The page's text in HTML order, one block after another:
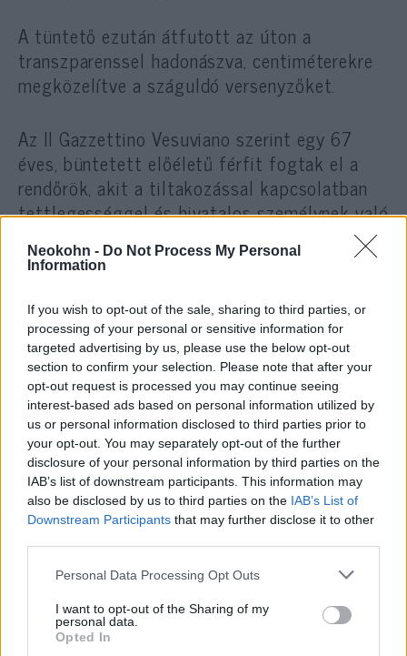
Neokohn - Do Not Process My Personal
Information
If you wish to opt-out of the sale, sharing to third parties, or
processing of your personal or sensitive information for
targeted advertising by us, please use the below opt-out
section to confirm your selection. Please note that after your
opt-out request is processed you may continue seeing
interest-based ads based on personal information utilized by
us or personal information disclosed to third parties prior to
your opt-out. You may separately opt-out of the further
disclosure of your personal information by third parties on the
IAB’s list of downstream participants. This information may
also be disclosed by us to third parties on the IAB’s List of
Downstream Participants that may further disclose it to other
Please note that this website/app uses one or more Google
not limited to your visit or usage behaviour. You may click to
grant or deny consent to Google and its third-party tags to
use your data for below specified purposes in below Google
Personal Data Processing Opt Outs
I want to opt-out of the Sharing of my
personal data.
Opted In
A tüntető ezután átfutott az úton a
transzparenssel hadonászva, centiméterekre
megközelítve a száguldó versenyzőket.
Az Il Gazzettino Vesuviano szerint egy 67
éves, büntetett előéletű férfit fogtak el a
rendőrök, akit a tiltakozással kapcsolatban
tettlegességgel és hivatalos személynek való
“Cionistákat nem szolgálunk ki” –
nápolyi étteremből rúgtak ki egy
izraeli családot
“Teljesen megálltam”
Az Alpecin-Deceuninck versenyzője, Kaden
Groves által megnyert szakasz után Van der
Hoorn kifejtette, hogy a tüntetők akciójának
köszönhetően „teljesen leállt”.
„Három kilométerrel a vége előtt jöttek azok
a tüntetők az útra” – mondta a holland
versenyző az Eurosportnak. „Hirtelen valaki